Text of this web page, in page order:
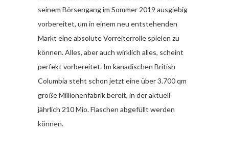
seinem Börsengang im Sommer 2019 ausgiebig
vorbereitet, um in einem neu entstehenden
Markt eine absolute Vorreiterrolle spielen zu
können. Alles, aber auch wirklich alles, scheint
perfekt vorbereitet. Im kanadischen British
Columbia steht schon jetzt eine über 3.700 qm
große Millionenfabrik bereit, in der aktuell
jährlich 210 Mio. Flaschen abgefüllt werden
können.